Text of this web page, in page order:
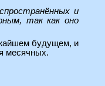
и
так как оно
будущем, и
месячных.